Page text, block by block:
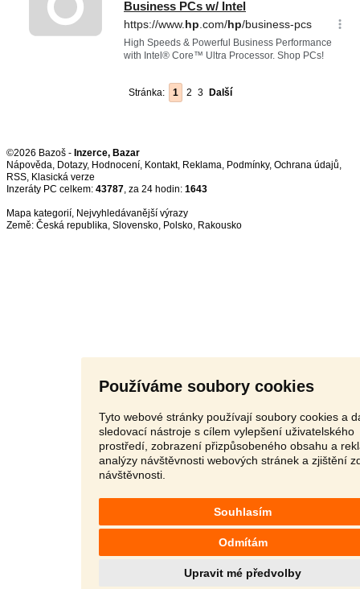
Používáme soubory cookies
Tyto webové stránky používají soubory cookies a
sledovací nástroje s cílem vylepšení uživatelského
prostředí, zobrazení přizpůsobeného obsahu a
analýzy návštěvnosti webových stránek a zjištění
návštěvnosti.
Souhlasím
Odmítám
Upravit mé předvolby
Stránka: 1 2 3 Další
©2026 Bazoš - Inzerce, Bazar
Nápověda, Dotazy, Hodnocení, Kontakt, Reklama, Podmínky, Ochrana údajů,
RSS,
Inzeráty PC celkem: 43787, za 24 hodin: 1643
Mapa kategorií, Nejvyhledávanější výrazy
Země: Česká republika, Slovensko, Polsko, Rakousko